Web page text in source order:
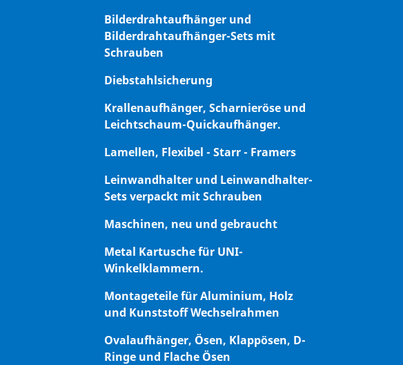
Bilderdrahtaufhänger und
Bilderdrahtaufhänger-Sets mit
Schrauben
Diebstahlsicherung
Krallenaufhänger, Scharnieröse und
Leichtschaum-Quickaufhänger.
Lamellen, Flexibel - Starr - Framers
Leinwandhalter und Leinwandhalter-
Sets verpackt mit Schrauben
Maschinen, neu und gebraucht
Metal Kartusche für UNI-
Winkelklammern.
Montageteile für Aluminium, Holz
und Kunststoff Wechselrahmen
Ovalaufhänger, Ösen, Klappösen, D-
Ringe und Flache Ösen